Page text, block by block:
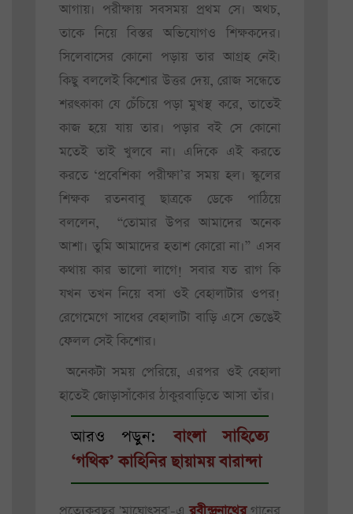
আগায়। পরীক্ষায় সবসময় প্রথম সে। অথচ,
তাকে নিয়ে বিস্তর অভিযোগও শিক্ষকদের।
সিলেবাসের কোনো পড়ায় তার আগ্রহ নেই।
কিছু বললেই কিশোর উত্তর দেয়, রোজ সন্ধেতে
শরৎকাকা যে চেঁচিয়ে পড়া মুখস্থ করে, তাতেই
কাজ হয়ে যায় তার। পড়ার বই সে কোনো
মতেই তাই খুলবে না। এদিকে এই করতে
করতে ‘প্রবেশিকা পরীক্ষা’র সময় হল। স্কুলের
শিক্ষক রতনবাবু ছাত্রকে ডেকে পাঠিয়ে
বললেন, “তোমার উপর আমাদের অনেক
আশা। তুমি আমাদের হতাশ কোরো না।” এসব
কথায় কার ভালো লাগে! সবার যত রাগ কি
যখন তখন নিয়ে বসা ওই বেহালাটার ওপর!
রেগেমেগে সাধের বেহালাটা বাড়ি এসে ভেঙেই
ফেলল সেই কিশোর।
অনেকটা সময় পেরিয়ে, এরপর ওই বেহালা
হাতেই জোড়াসাঁকোর ঠাকুরবাড়িতে আসা তাঁর।
আরও পড়ুন:বাংলা সাহিত্যে
‘গথিক’ কাহিনির ছায়াময় বারান্দা